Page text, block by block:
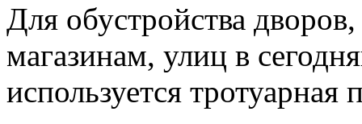
Для обустройства
магазинам, улиц в
используется тротуарная